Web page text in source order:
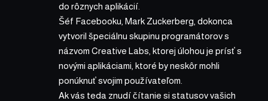
do rôznych aplikácií.
Šéf Facebooku, Mark Zuckerberg, dokonca
vytvoril špeciálnu skupinu programátorov s
názvom Creative Labs, ktorej úlohou je prísť s
novými aplikáciami, ktoré by neskôr mohli
ponúknuť svojim používateľom.
Ak vás teda znudí čítanie si statusov vašich